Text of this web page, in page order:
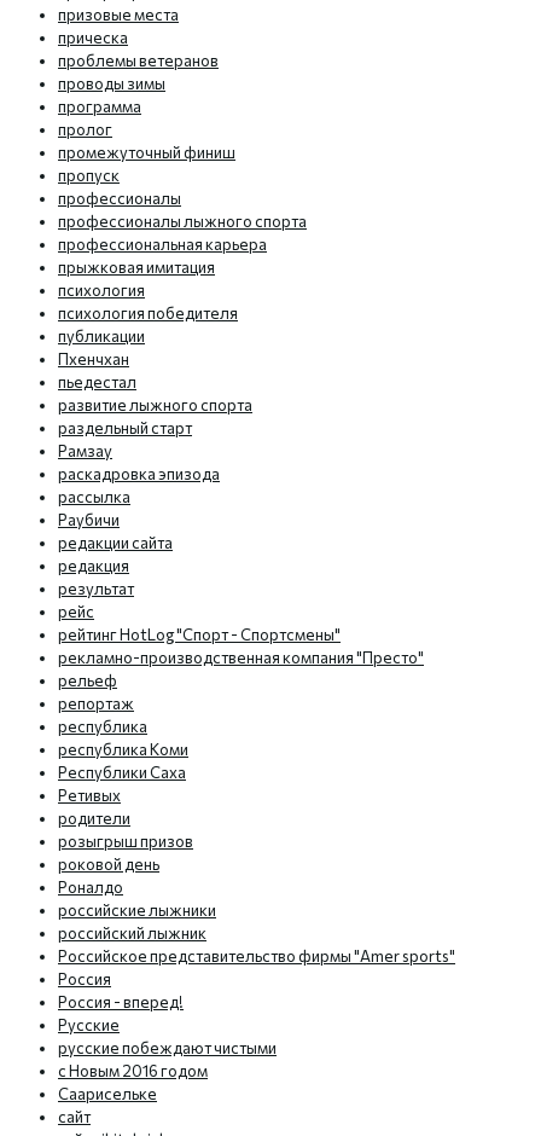
призовые места
прическа
проблемы ветеранов
проводы зимы
программа
пролог
промежуточный финиш
пропуск
профессионалы
профессионалы лыжного спорта
профессиональная карьера
прыжковая имитация
психология
психология победителя
публикации
Пхенчхан
пьедестал
развитие лыжного спорта
раздельный старт
Рамзау
раскадровка эпизода
рассылка
Раубичи
редакции сайта
редакция
результат
рейс
рейтинг HotLog "Спорт - Спортсмены"
рекламно-производственная компания "Престо"
рельеф
репортаж
республика
республика Коми
Республики Саха
Ретивых
родители
розыгрыш призов
роковой день
Роналдо
российские лыжники
российский лыжник
Российское представительство фирмы "Amer sports"
Россия
Россия - вперед!
Русские
русские побеждают чистыми
с Новым 2016 годом
Саарисельке
сайт